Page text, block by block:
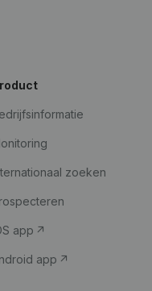
zoeken
app
app